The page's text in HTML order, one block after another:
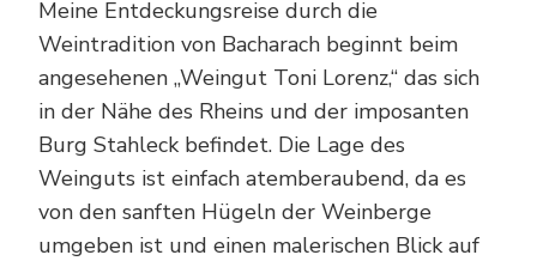
Meine Entdeckungsreise durch die
Weintradition von Bacharach beginnt beim
angesehenen „Weingut Toni Lorenz,“ das sich
in der Nähe des Rheins und der imposanten
Burg Stahleck befindet. Die Lage des
Weinguts ist einfach atemberaubend, da es
von den sanften Hügeln der Weinberge
umgeben ist und einen malerischen Blick auf